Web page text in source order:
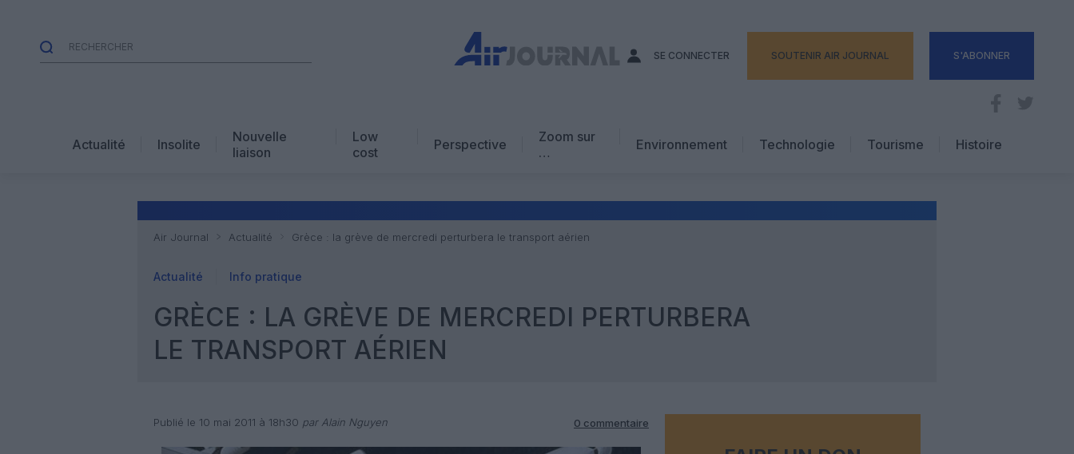
SE CONNECTER SOUTENIR AIR JOURNAL S'ABONNER
Actualité Insolite
Nouvelle
liaison
Low
cost
Perspective
Zoom sur
…
Avis d’expert
Environnement Technologie
Tourisme
Hôtellerie
Histoire
Air Journal Actualité Grèce : la grève de mercredi perturbera le transport aérien
Actualité Info pratique
GRÈCE : LA GRÈVE DE MERCREDI PERTURBERA
LE TRANSPORT AÉRIEN
Publié le 10 mai 2011 à 18h30 par Alain Nguyen 0 commentaire